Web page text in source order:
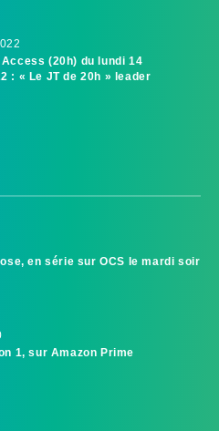
(20h) du lundi 14
: « Le JT de 20h » leader
en série sur OCS le mardi soir
1, sur Amazon Prime